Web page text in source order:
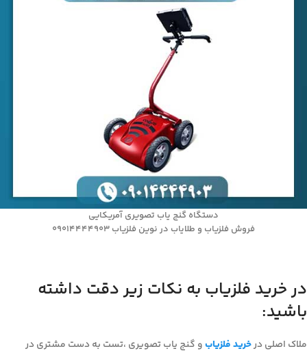
دستگاه گنج یاب تصویری آمریکایی
فروش فلزیاب و طلایاب در نوین فلزیاب 09014444903
در خرید فلزیاب به نکات زیر دقت داشته
باشید:
ملاک اصلی درخرید فلزیابو گنج یاب تصویری ،تست به دست مشتری در